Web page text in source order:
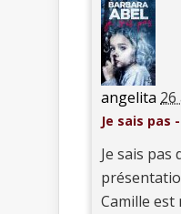
angelita 26
Je sais pas
Je sais pas
Camille est